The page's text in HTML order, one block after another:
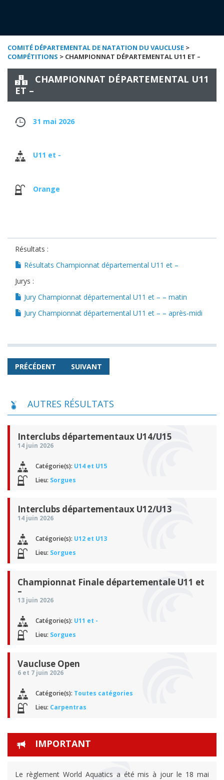
COMITÉ DÉPARTEMENTAL DE NATATION DU VAUCLUSE >
COMPÉTITIONS > CHAMPIONNAT DÉPARTEMENTAL U11 ET –
CHAMPIONNAT DÉPARTEMENTAL U11
ET –
31 mai 2026
U11 et -
Orange
Résultats :
Résultats Championnat départemental U11 et –
Jurys :
Jury Championnat départemental U11 et – – matin
Jury Championnat départemental U11 et – – après-midi
PRÉCÉDENT SUIVANT
AUTRES RÉSULTATS
Interclubs départementaux U14/U15
14 juin 2026
Catégorie(s): U14 et U15
Lieu: Sorgues
Interclubs départementaux U12/U13
14 juin 2026
Catégorie(s): U12 et U13
Lieu: Sorgues
Championnat Finale départementale U11 et
–
13 juin 2026
Catégorie(s): U11 et -
Lieu: Sorgues
Vaucluse Open
6 et 7 juin 2026
Catégorie(s): Toutes catégories
Lieu: Carpentras
IMPORTANT
Le règlement World Aquatics a été mis à jour le 18 mai